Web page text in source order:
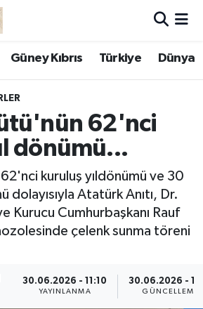
Güney Kıbrıs Türkiye Dünya
62'nci
dönümü...
kuruluş yıldönümü ve 30
dolayısıyla Atatürk Anıtı, Dr.
ve Kurucu Cumhurbaşkanı Rauf
çelenk sunma töreni
30.06.2026 - 11:10
YAYINLANMA
30.06.2026 -
GÜNCELLEME
Durumu ve Fikstür